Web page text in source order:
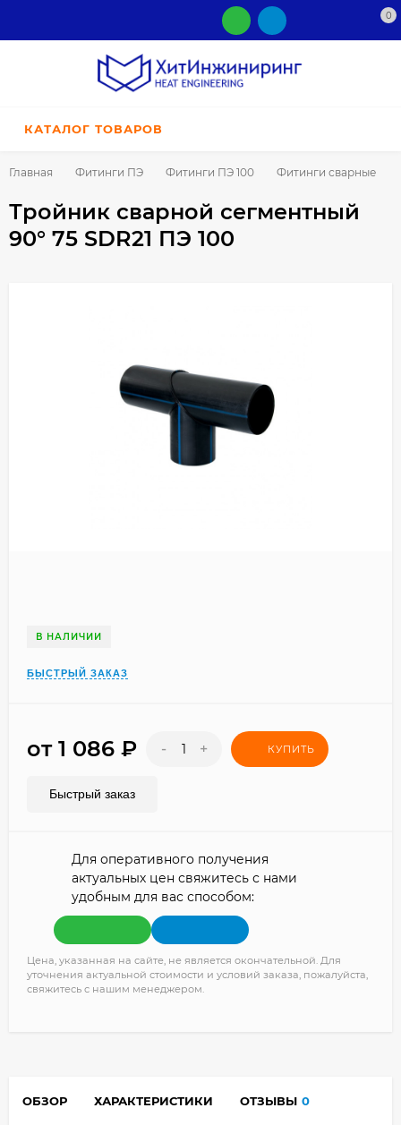
0
КАТАЛОГ ТОВАРОВ
Главная Фитинги ПЭ Фитинги ПЭ 100 Фитинги сварные
Тройник сварной сегментный
90° 75 SDR21 ПЭ 100
В НАЛИЧИИ
БЫСТРЫЙ ЗАКАЗ
от 1 086 ₽ - + КУПИТЬ
Быстрый заказ
Для оперативного получения
актуальных цен свяжитесь с нами
удобным для вас способом:
Цена, указанная на сайте, не является окончательной. Для
уточнения актуальной стоимости и условий заказа, пожалуйста,
свяжитесь с нашим менеджером.
ОБЗОР ХАРАКТЕРИСТИКИ ОТЗЫВЫ 0